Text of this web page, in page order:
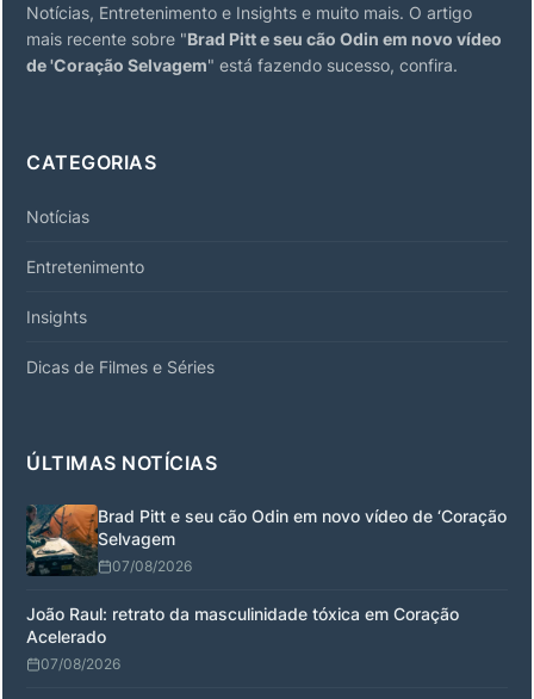
Notícias, Entretenimento e Insights e muito mais. O artigo
mais recente sobre "Brad Pitt e seu cão Odin em novo vídeo
de 'Coração Selvagem" está fazendo sucesso, confira.
CATEGORIAS
Notícias
Entretenimento
Insights
Dicas de Filmes e Séries
ÚLTIMAS NOTÍCIAS
Brad Pitt e seu cão Odin em novo vídeo de ‘Coração
Selvagem
07/08/2026
João Raul: retrato da masculinidade tóxica em Coração
Acelerado
07/08/2026